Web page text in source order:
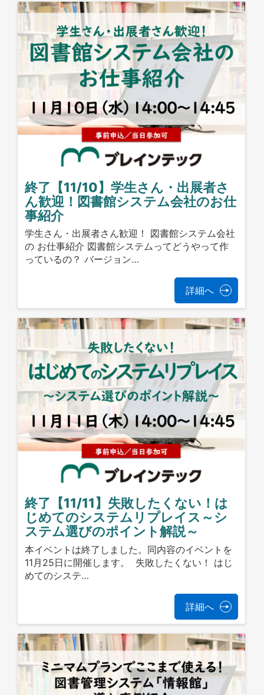
終了【11/10】学生さん・出展者さ
ん歓迎！図書館システム会社のお仕
事紹介
学生さん・出展者さん歓迎！ 図書館システム会社
の お仕事紹介 図書館システムってどうやって作
っているの？ バージョン…
詳細へ
終了【11/11】失敗したくない！は
じめてのシステムリプレイス～シ
ステム選びのポイント解説～
本イベントは終了しました。同内容のイベントを
11月25日に開催します。 失敗したくない！ はじ
めてのシステ…
詳細へ